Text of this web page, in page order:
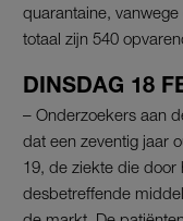
quarantaine,
totaal zijn 540
DINSDAG 18
– Onderzoekers aan
dat een zeventig jaar
19, de ziekte die door
desbetreffende